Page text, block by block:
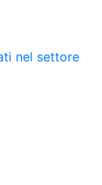
nel settore